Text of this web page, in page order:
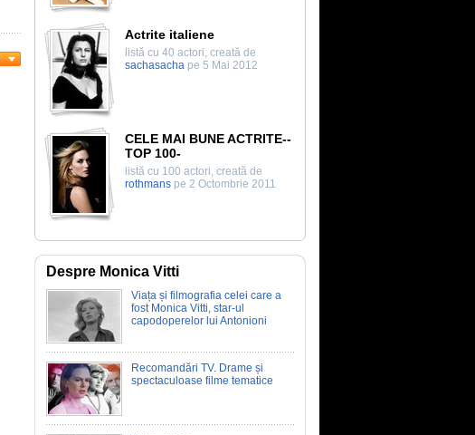
Actrite italiene
listă cu 40 actori, creată de
sachasacha pe 5 Mai 2012
CELE MAI BUNE ACTRITE--
TOP 100-
listă cu 100 actori, creată de
rothmans pe 2 Octombrie 2011
Despre Monica Vitti
Viața și filmografia celei care a
fost Monica Vitti, star-ul
capodoperelor lui Antonioni
Recomandări TV. Drame și
spectaculoase filme tematice